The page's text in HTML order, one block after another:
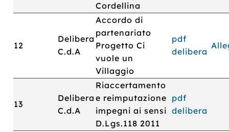
Cordellina
12
Delibera
C.d.A
Accordo di
partenariato
Progetto Ci
vuole un
Villaggio
pdf
delibera
13
Delibera
C.d.A
Riaccertamento
e reimputazione
impegni ai sensi
D.Lgs.118 2011
pdf
delibera